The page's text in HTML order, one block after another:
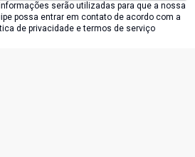
serão utilizadas para que a nossa
possa entrar em contato de acordo com a
de privacidade e termos de serviço